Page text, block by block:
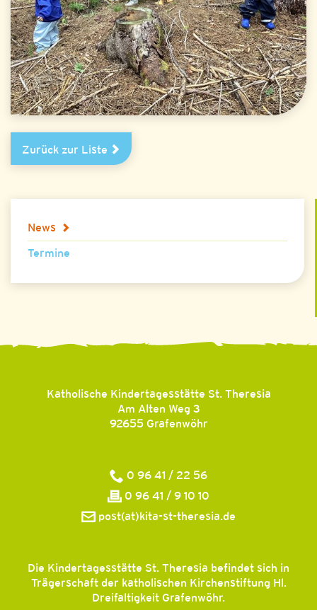
Zurück zur Liste
News
Termine
Katholische Kindertagesstätte St. Theresia
Am Alten Weg 3
92655 Grafenwöhr
0 96 41 / 22 56
0 96 41 / 9 10 10
post(at)kita-st-theresia.de
Die Kindertagesstätte St. Theresia befindet sich in
Trägerschaft der katholischen Kirchenstiftung Hl.
Dreifaltigkeit Grafenwöhr.